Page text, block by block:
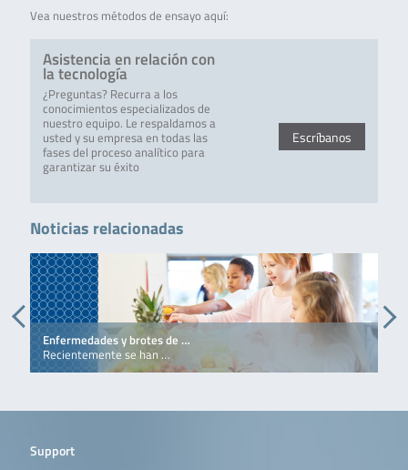
Vea nuestros métodos de ensayo aquí:
Asistencia en relación con
la tecnología
¿Preguntas? Recurra a los
conocimientos especializados de
nuestro equipo. Le respaldamos a
usted y su empresa en todas las
fases del proceso analítico para
garantizar su éxito
Escríbanos
Noticias relacionadas
Enfermedades y brotes de …
Recientemente se han …
Support